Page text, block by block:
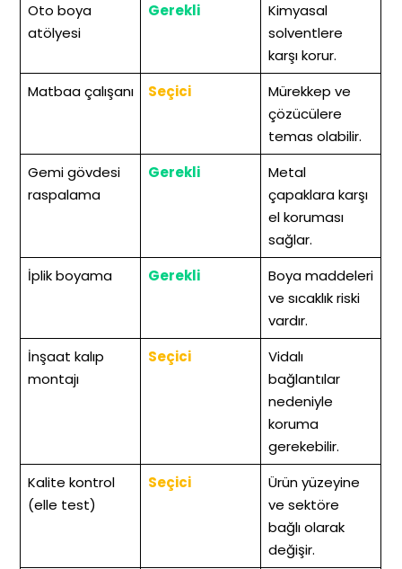
Oto boya
atölyesi
Gerekli
Kimyasal
solventlere
karşı korur.
Matbaa çalışanı
Seçici
Mürekkep ve
çözücülere
temas olabilir.
Gemi gövdesi
raspalama
Gerekli
Metal
çapaklara karşı
el koruması
sağlar.
İplik boyama
Gerekli
Boya maddeleri
ve sıcaklık riski
vardır.
İnşaat kalıp
montajı
Seçici
Vidalı
bağlantılar
nedeniyle
koruma
gerekebilir.
Kalite kontrol
(elle test)
Seçici
Ürün yüzeyine
ve sektöre
bağlı olarak
değişir.